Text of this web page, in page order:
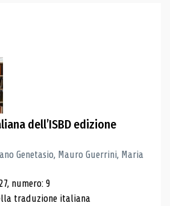
ricerca
dell’ISBD edizione
Genetasio, Mauro Guerrini, Maria
numero: 9
traduzione italiana